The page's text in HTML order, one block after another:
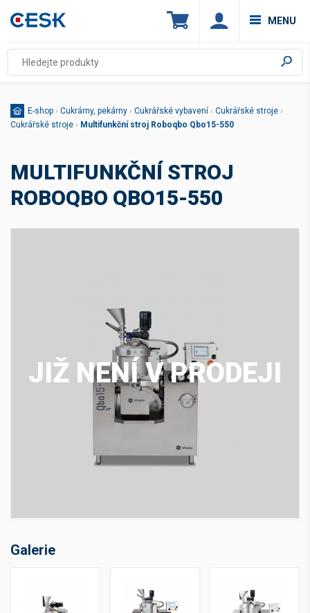
MENU
E-shop › Cukrárny, pekárny › Cukrářské vybavení › Cukrářské stroje ›
Cukrářské stroje › Multifunkční stroj Roboqbo Qbo15-550
MULTIFUNKČNÍ STROJ
ROBOQBO QBO15-550
JIŽ NENÍ V PRODEJI
Galerie